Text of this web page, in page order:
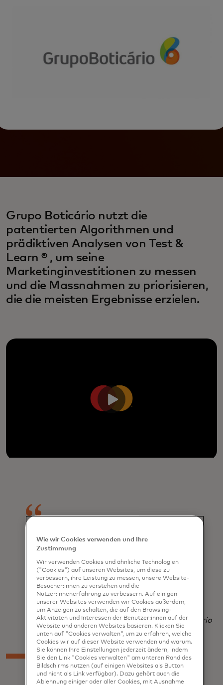
Grupo Boticário nutzt die
patentierten Algorithmen und
prädiktiven Analysen von Test &
Learn ® , um seine
Marketinginvestitionen zu messen
und die Massnahmen zu priorisieren,
die die meisten Ergebnisse erzielen.
Es ist wirklich cool, wenn wir das
alles aus einer zahlenmässigen
Perspektive betrachten und
anfangen, Entscheidungen auf Basis
von Daten zu treffen.
Victor Acquaviva Retail director Grupo Boticário
Wie wir Cookies verwenden und Ihre
Zustimmung
Wir verwenden Cookies und ähnliche Technologien
("Cookies") auf unseren Websites, um diese zu
verbessern, ihre Leistung zu messen, unsere Website-
Besucher:innen zu verstehen und die
Nutzer:innenerfahrung zu verbessern. Auf einigen
unserer Websites verwenden wir Cookies außerdem,
um Anzeigen zu schalten, die auf den Browsing-
Aktivitäten und Interessen der Benutzer:innen auf der
Website und anderen Websites basieren. Klicken Sie
unten auf "Cookies verwalten", um zu erfahren, welche
Cookies wir auf dieser Website verwenden und warum.
Sie können Ihre Einstellungen jederzeit ändern, indem
Sie den Link "Cookies verwalten" am unteren Rand des
Bildschirms nutzen (auf einigen Websites als Button
und nicht als Link verfügbar). Dazu gehört auch die
Ablehnung einiger oder aller Cookies, mit Ausnahme